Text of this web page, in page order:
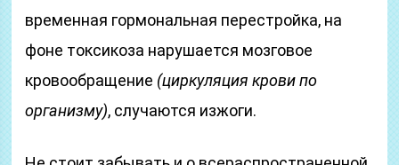
временная гормональная перестройка, на
фоне токсикоза нарушается мозговое
кровообращение (циркуляция крови по
организму), случаются изжоги.